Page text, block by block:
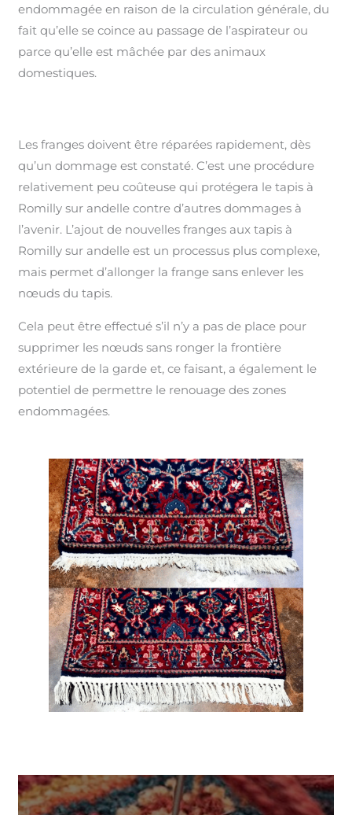
endommagée en raison de la circulation générale, du
fait qu’elle se coince au passage de l’aspirateur ou
parce qu’elle est mâchée par des animaux
domestiques.
Les franges doivent être réparées rapidement, dès
qu’un dommage est constaté. C’est une procédure
relativement peu coûteuse qui protégera le tapis à
Romilly sur andelle contre d’autres dommages à
l’avenir. L’ajout de nouvelles franges aux tapis à
Romilly sur andelle est un processus plus complexe,
mais permet d’allonger la frange sans enlever les
nœuds du tapis.
Cela peut être effectué s’il n’y a pas de place pour
supprimer les nœuds sans ronger la frontière
extérieure de la garde et, ce faisant, a également le
potentiel de permettre le renouage des zones
endommagées.